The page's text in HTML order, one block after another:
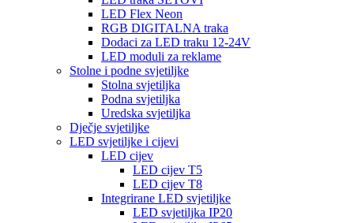
LED Flex Neon
RGB DIGITALNA traka
Dodaci za LED traku 12-24V
LED moduli za reklame
Stolne i podne svjetiljke
Stolna svjetiljka
Podna svjetiljka
Uredska svjetiljka
Dječje svjetiljke
LED svjetiljke i cijevi
LED cijev
LED cijev T5
LED cijev T8
Integrirane LED svjetiljke
LED svjetiljka IP20